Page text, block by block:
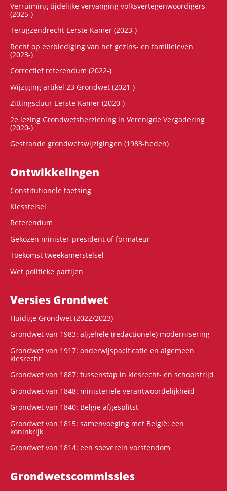
Verruiming tijdelijke vervanging volksvertegenwoordigers
(2025-)
Terugzendrecht Eerste Kamer (2023-)
Recht op eerbiediging van het gezins- en familieleven
(2023-)
Correctief referendum (2022-)
Wijziging artikel 23 Grondwet (2021-)
Zittingsduur Eerste Kamer (2020-)
2e lezing Grondwetsherziening in Verenigde Vergadering
(2020-)
Gestrande grondwetswijzigingen (1983-heden)
Ontwikke­lingen
Constitutionele toetsing
Kiesstelsel
Referendum
Gekozen minister-president of formateur
Toekomst tweekamerstelsel
Wet politieke partijen
Versies Grondwet
Huidige Grondwet (2022/2023)
Grondwet van 1983: algehele (redactionele) modernisering
Grondwet van 1917: onderwijspacificatie en algemeen
kiesrecht
Grondwet van 1887: tussenstap in kiesrecht- en schoolstrijd
Grondwet van 1848: ministeriële verantwoordelijkheid
Grondwet van 1840: België afgesplitst
Grondwet van 1815: samenvoeging met België: een
koninkrijk
Grondwet van 1814: een soeverein vorstendom
Grondwets­commissies